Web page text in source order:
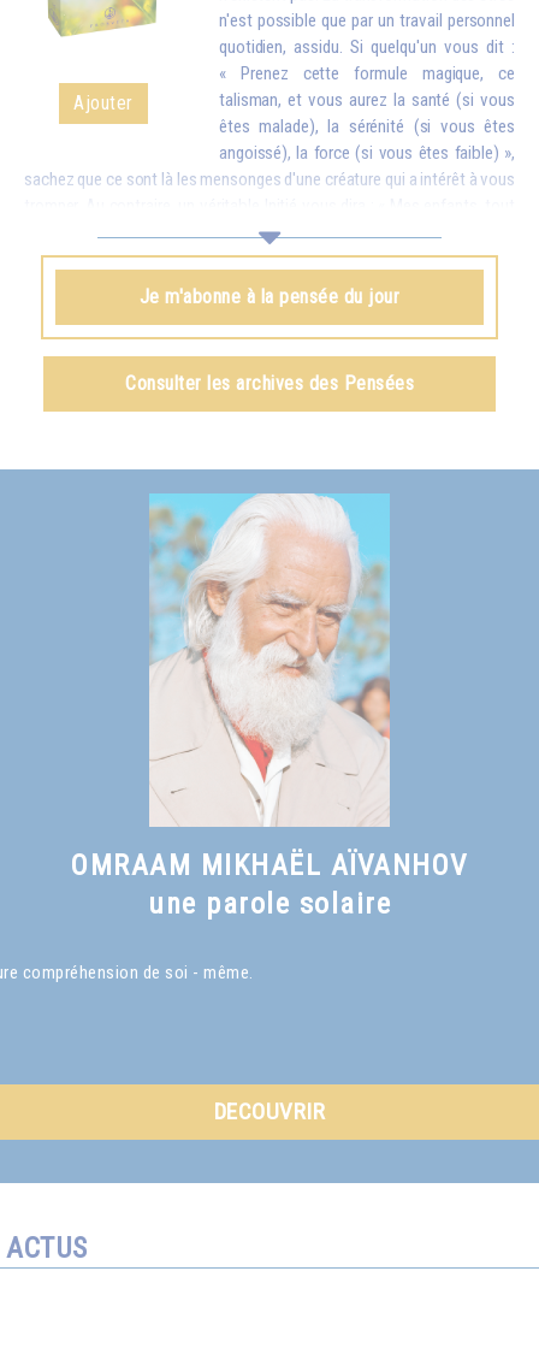
Ajouter
n'est possible que par un travail personnel
quotidien, assidu. Si quelqu'un vous dit :
« Prenez cette formule magique, ce
talisman, et vous aurez la santé (si vous
êtes malade), la sérénité (si vous êtes
angoissé), la force (si vous êtes faible) »,
sachez que ce sont là les mensonges d'une créature qui a intérêt à vous
est possible, mais seulement si vous faites des efforts. À ce moment-
là ce que vous aurez obtenu sera tellement stable que personne ne
pourra vous l’enlever. » Et vous devez savoir que tout ce que l'on
obtient par des procédés magiques – il est vrai qu'il en existe d'une
certaine efficacité – ne peut jamais être définitif. Peu de temps après,
dedans par des efforts personnels.
Je m'abonne à la pensée du jour
Consulter les archives des Pensées
OMRAAM MIKHAËL AÏVANHOV
une parole solaire
compréhension de soi - même.
DECOUVRIR
ACTUS